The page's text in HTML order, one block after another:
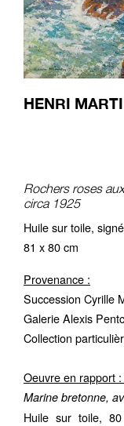
HENRI
Rochers roses
circa 1925
Huile sur toile,
81 x 80 cm
Provenance :
Succession Cyrille
Galerie Alexis
Collection
Oeuvre en rapport :
Marine bretonne,
Huile sur toile,